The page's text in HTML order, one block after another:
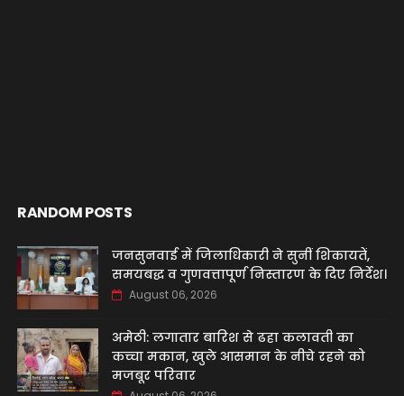
RANDOM POSTS
जनसुनवाई में जिलाधिकारी ने सुनीं शिकायतें,
समयबद्ध व गुणवत्तापूर्ण निस्तारण के दिए निर्देश।
August 06, 2026
अमेठी: लगातार बारिश से ढहा कलावती का
कच्चा मकान, खुले आसमान के नीचे रहने को
मजबूर परिवार